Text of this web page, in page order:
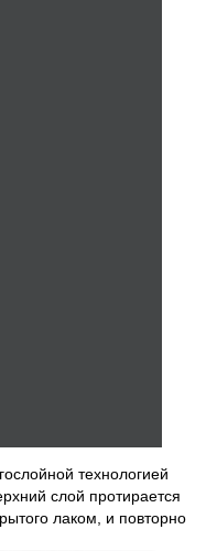
технологией
слой протирается
лаком, и повторно